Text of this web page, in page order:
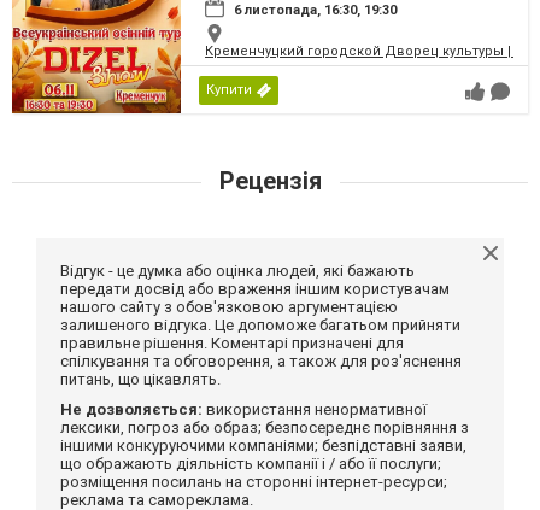
6 листопада, 16:30, 19:30
Кременчуцкий городской Дворец культуры |
Купити
Рецензія
Відгук - це думка або оцінка людей, які бажають
передати досвід або враження іншим користувачам
нашого сайту з обов'язковою аргументацією
залишеного відгука. Це допоможе багатьом прийняти
правильне рішення. Коментарі призначені для
спілкування та обговорення, а також для роз'яснення
питань, що цікавлять.
Не дозволяється: використання ненормативної
лексики, погроз або образ; безпосереднє порівняння з
іншими конкуруючими компаніями; безпідставні заяви,
що ображають діяльність компанії і / або її послуги;
розміщення посилань на сторонні інтернет-ресурси;
реклама та самореклама.